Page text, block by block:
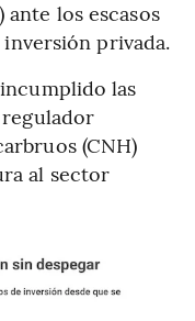
los escasos
privada.
las
(CNH)
al sector